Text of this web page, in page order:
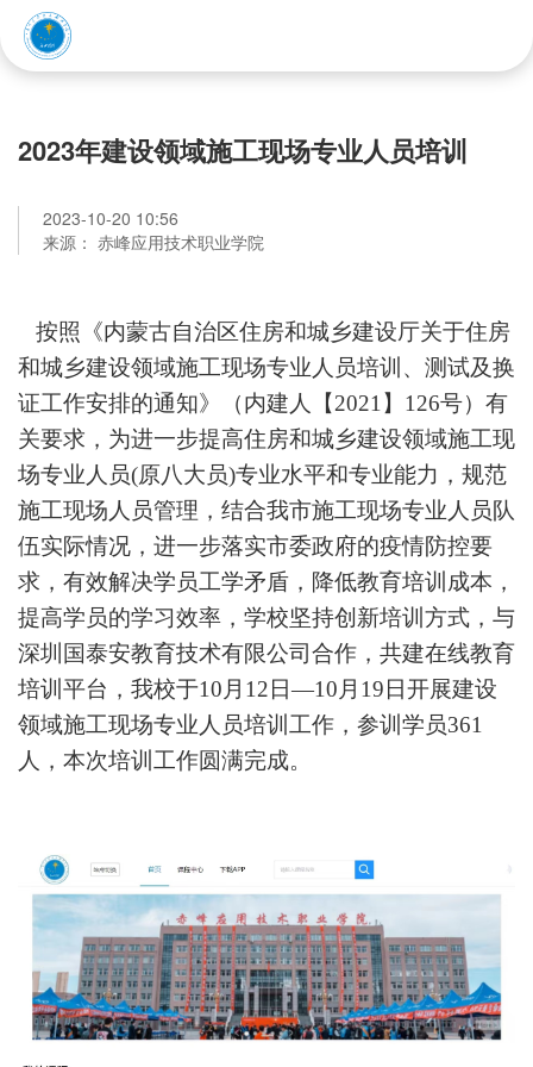
2023年建设领域施工现场专业人员培训
2023-10-20 10:56
来源： 赤峰应用技术职业学院
按照《内蒙古自治区住房和城乡建设厅关于住房
和城乡建设领域施工现场专业人员培训、测试及换
证工作安排的通知》（内建人【2021】126号）有
关要求，为进一步提高住房和城乡建设领域施工现
场专业人员(原八大员)专业水平和专业能力，规范
施工现场人员管理，结合我市施工现场专业人员队
伍实际情况，进一步落实市委政府的疫情防控要
求，有效解决学员工学矛盾，降低教育培训成本，
提高学员的学习效率，学校坚持创新培训方式，与
深圳国泰安教育技术有限公司合作，共建在线教育
培训平台，我校于10月12日—10月19日开展建设
领域施工现场专业人员培训工作，参训学员361
人， 本次培训工作圆满完成。